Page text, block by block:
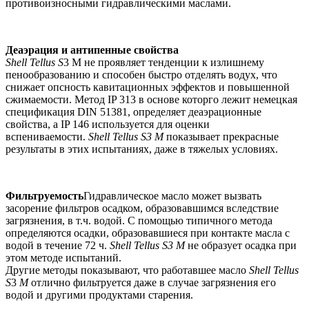
противоизносными гидравлическими маслами.
Деаэрация и антипенные свойства
Shell Tellus S3 M не проявляет тенденции к излишнему
пенообразованию и способен быстро отделять водух, что
снижает опсность кавитационных эффектов и повышенной
сжимаемости. Метод IP 313 в основе которго лежит немецкая
спецификация DIN 51381, определяет деаэрационные
свойства, а IP 146 используется для оценки
вспениваемости. Shell Tellus S3 Mпоказывает прекрасные
результаты в этих испытаниях, даже в тяжелых условиях.
ФильтруемостьГидравлическое масло может вызвать
засорение фильтров осадком, образовавшимся вследствие
загрязнения, в т.ч. водой. С помощью типичного метода
определяются осадки, образовавшиеся при контакте масла с
водой в течение 72 ч. Shell Tellus S3 Mне образует осадка при
этом методе испытаний.
Другие методы показывают, что работавшее масло Shell Tellus
S3 Mотлично фильтруется даже в случае загрязнения его
водой и другими продуктами старения.